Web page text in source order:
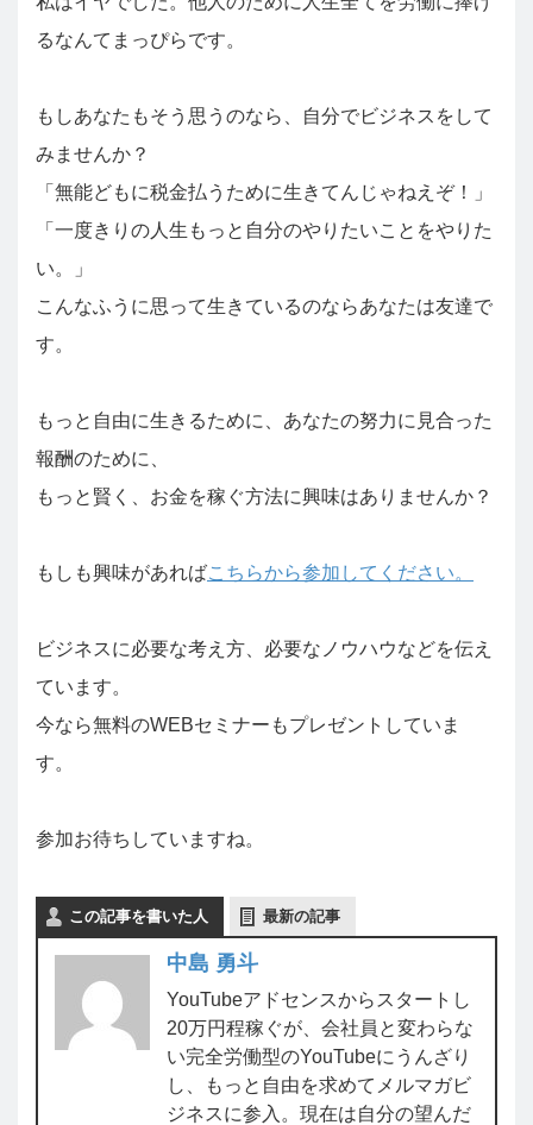
るなんてまっぴらです。
もしあなたもそう思うのなら、自分でビジネスをして
みませんか？
「無能どもに税金払うために生きてんじゃねえぞ！」
「一度きりの人生もっと自分のやりたいことをやりた
い。」
こんなふうに思って生きているのならあなたは友達で
す。
もっと自由に生きるために、あなたの努力に見合った
報酬のために、
もっと賢く、お金を稼ぐ方法に興味はありませんか？
もしも興味があればこちらから参加してください。
ビジネスに必要な考え方、必要なノウハウなどを伝え
ています。
今なら無料のWEBセミナーもプレゼントしていま
す。
参加お待ちしていますね。
この記事を書いた人 最新の記事
中島 勇斗
YouTubeアドセンスからスタートし
20万円程稼ぐが、会社員と変わらな
い完全労働型のYouTubeにうんざり
し、もっと自由を求めてメルマガビ
ジネスに参入。現在は自分の望んだ